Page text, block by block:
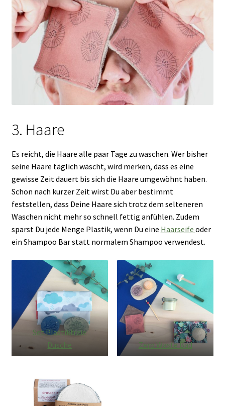
3. Haare
Es reicht, die Haare alle paar Tage zu waschen. Wer bisher
seine Haare täglich wäscht, wird merken, dass es eine
gewisse Zeit dauert bis sich die Haare umgewöhnt haben.
Schon nach kurzer Zeit wirst Du aber bestimmt
feststellen, dass Deine Haare sich trotz dem selteneren
Waschen nicht mehr so schnell fettig anfühlen. Zudem
sparst Du jede Menge Plastik, wenn Du eine Haarseife oder
ein Shampoo Bar statt normalem Shampoo verwendest.
Set Plastikfreie
Dusche
Zero Waste Bad